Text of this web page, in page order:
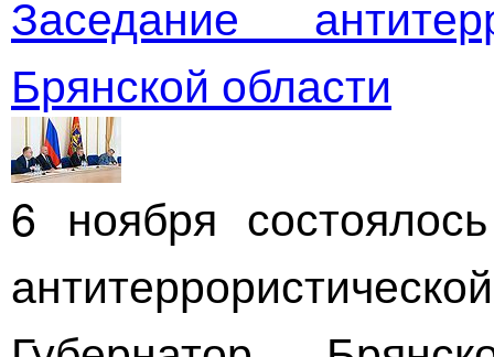
Заседание
Брянской области
6 ноября